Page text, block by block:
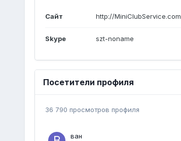
Сайт http://MiniClubService.com
Skype szt-noname
Посетители профиля
36 790 просмотров профиля
ван